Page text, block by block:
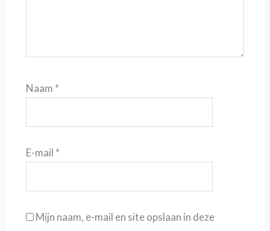
Naam *
E-mail *
Mijn naam, e-mail en site opslaan in deze